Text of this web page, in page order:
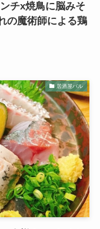
チx焼鳥に脳みそ
の魔術師による鶏
居酒屋バル